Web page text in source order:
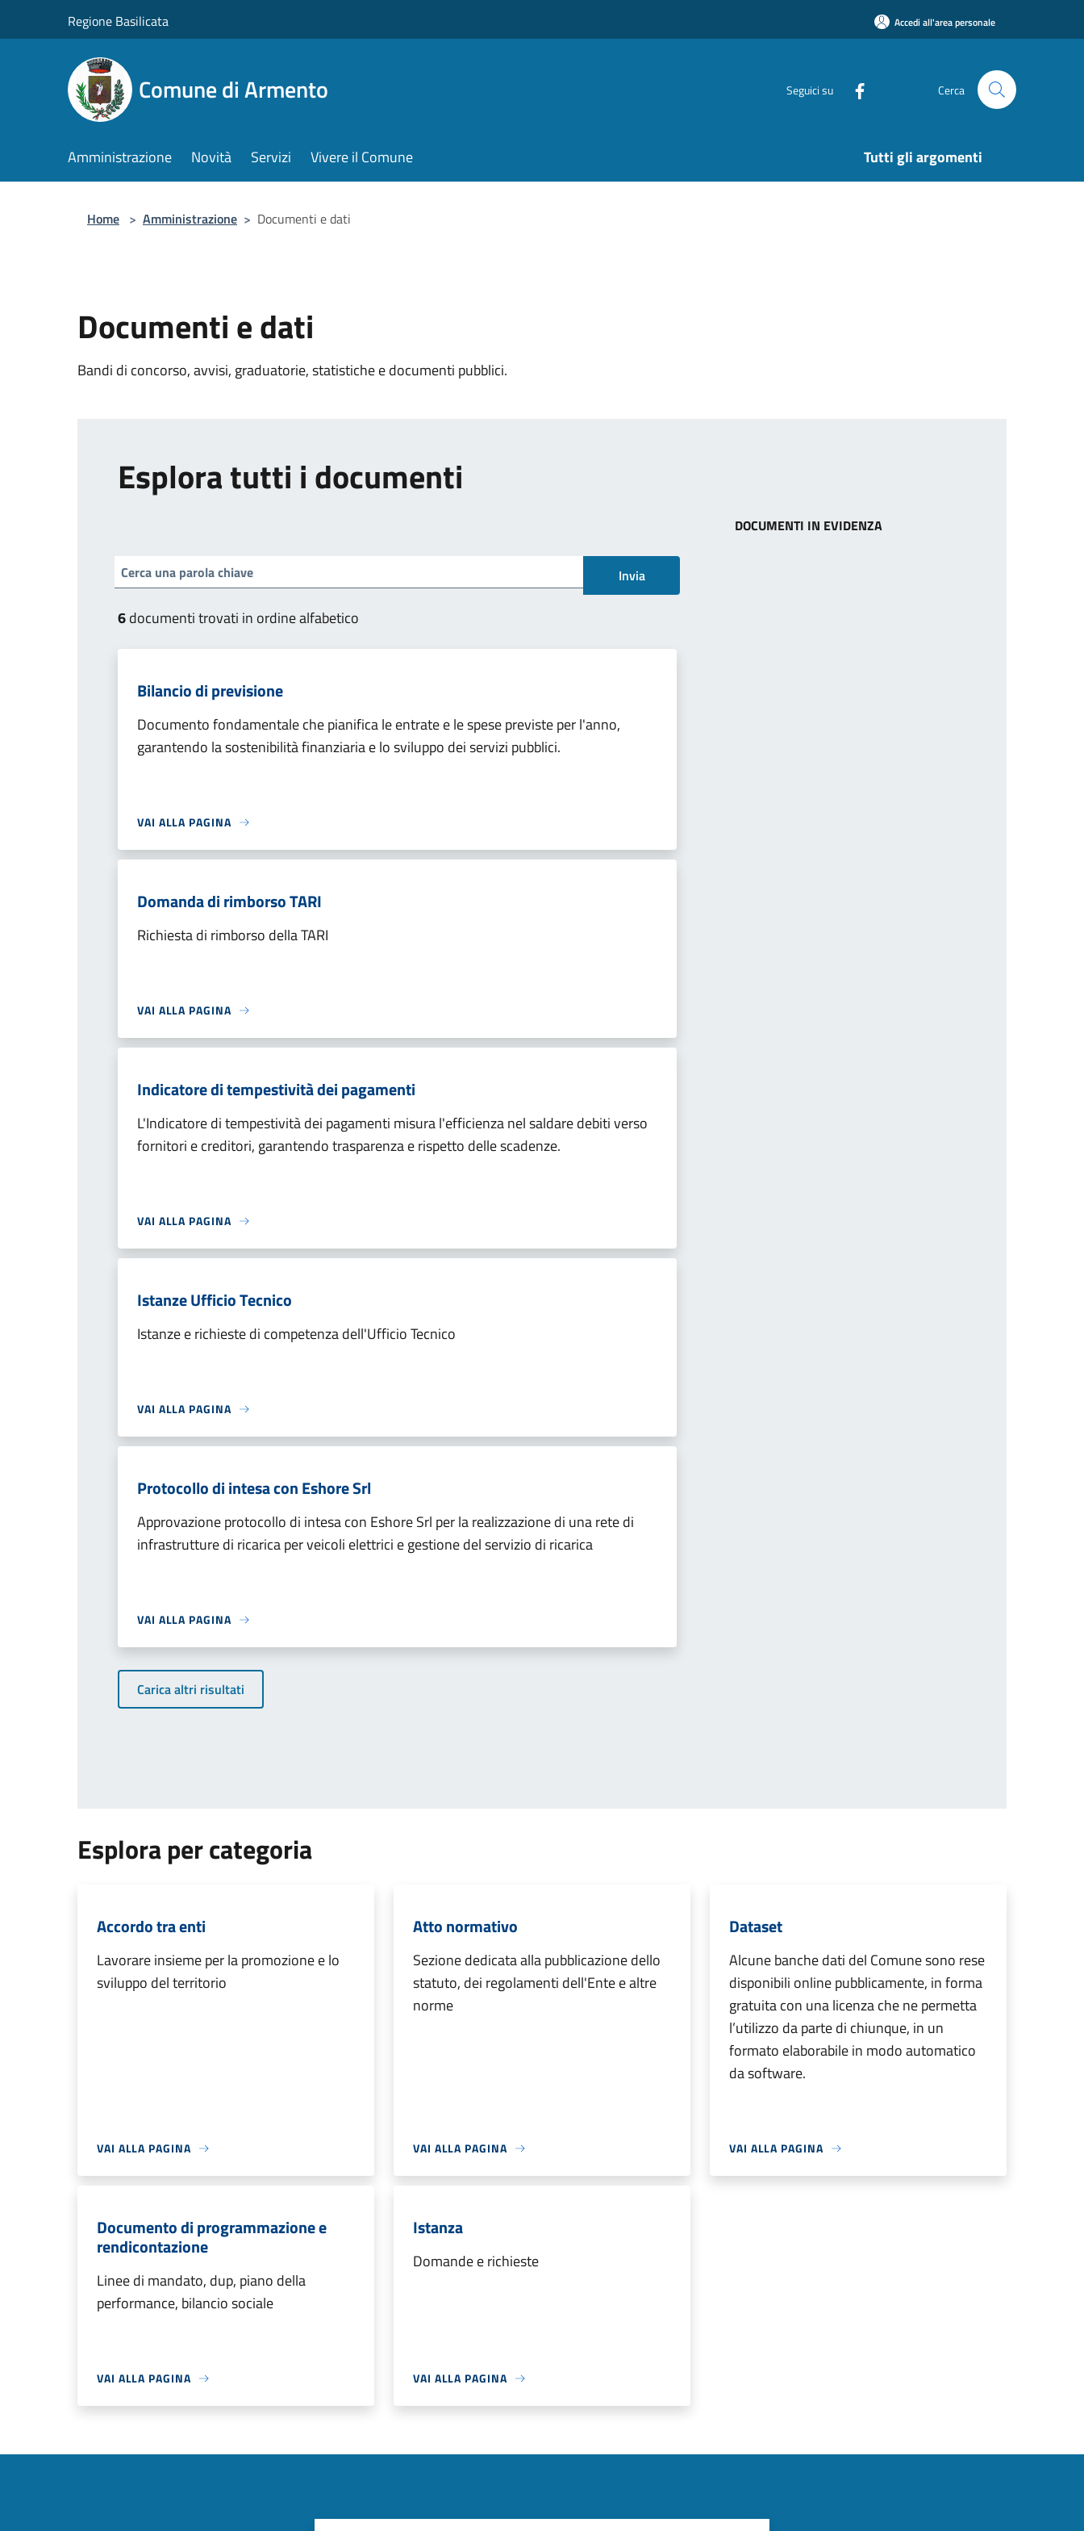
Regione Basilicata Accedi all'area personale
Comune di Armento Seguici su Cerca
Amministrazione Novità Servizi Vivere il Comune Tutti gli argomenti
Home > Amministrazione > Documenti e dati
Documenti e dati
Bandi di concorso, avvisi, graduatorie, statistiche e documenti pubblici.
Esplora tutti i documenti
Invia
6documenti trovati in ordine alfabetico
Bilancio di previsione
Documento fondamentale che pianifica le entrate e le spese previste per l'anno,
garantendo la sostenibilità finanziaria e lo sviluppo dei servizi pubblici.
VAI ALLA PAGINA
Domanda di rimborso TARI
Richiesta di rimborso della TARI
VAI ALLA PAGINA
Indicatore di tempestività dei pagamenti
L'Indicatore di tempestività dei pagamenti misura l'efficienza nel saldare debiti verso
fornitori e creditori, garantendo trasparenza e rispetto delle scadenze.
VAI ALLA PAGINA
Istanze Ufficio Tecnico
Istanze e richieste di competenza dell'Ufficio Tecnico
VAI ALLA PAGINA
Protocollo di intesa con Eshore Srl
Approvazione protocollo di intesa con Eshore Srl per la realizzazione di una rete di
infrastrutture di ricarica per veicoli elettrici e gestione del servizio di ricarica
VAI ALLA PAGINA
Carica altri risultati
DOCUMENTI IN EVIDENZA
Esplora per categoria
Accordo tra enti
Lavorare insieme per la promozione e lo
sviluppo del territorio
VAI ALLA PAGINA
Atto normativo
Sezione dedicata alla pubblicazione dello
statuto, dei regolamenti dell'Ente e altre
norme
VAI ALLA PAGINA
Dataset
Alcune banche dati del Comune sono rese
disponibili online pubblicamente, in forma
gratuita con una licenza che ne permetta
l’utilizzo da parte di chiunque, in un
formato elaborabile in modo automatico
da software.
VAI ALLA PAGINA
Documento di programmazione e
rendicontazione
Linee di mandato, dup, piano della
performance, bilancio sociale
VAI ALLA PAGINA
Istanza
Domande e richieste
VAI ALLA PAGINA